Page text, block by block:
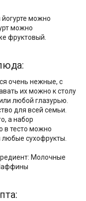
можно
можно
фруктовый.
очень нежные, с
их можно к столу
любой глазурью.
для всей семьи.
а набор
в тесто можно
сухофрукты.
Молочные